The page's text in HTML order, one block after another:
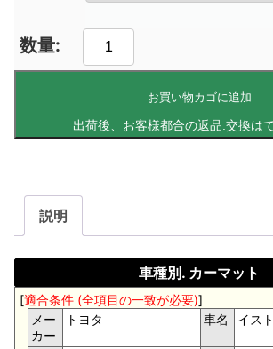
お買い物カゴに追加
説明
車種別. カーマット
[適合条件 (全項目の一致が必要)]
メー
カー
トヨタ 車名 イスト